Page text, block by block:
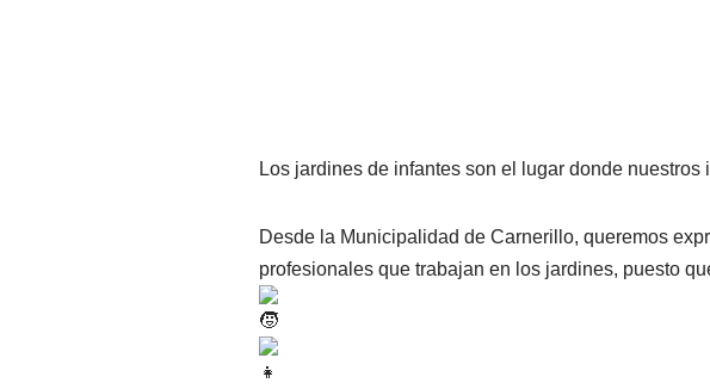
Los jardines de infantes son el lugar donde
Desde la Municipalidad de Carnerillo, queremos
profesionales que trabajan en los jardines, puesto